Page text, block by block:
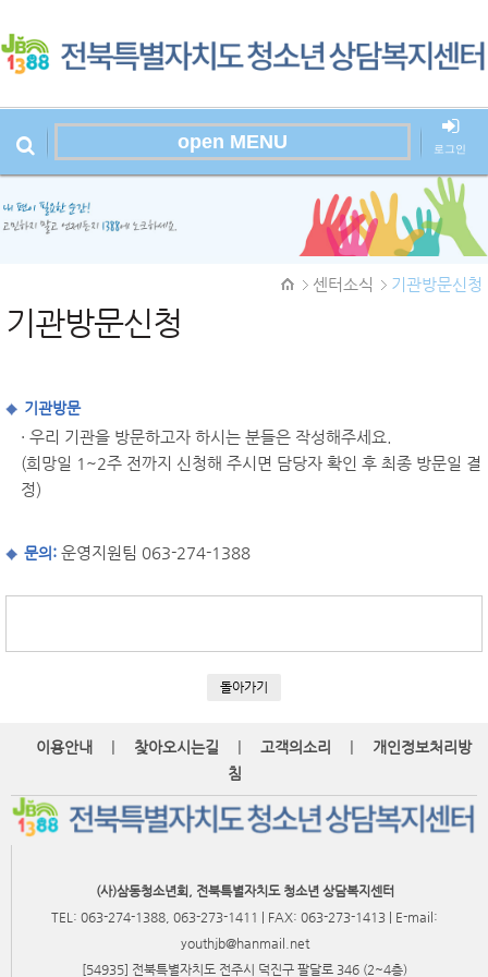
open MENU 로그인
센터소식
기관방문신청
기관방문신청
기관방문
· 우리 기관을 방문하고자 하시는 분들은 작성해주세요.
(희망일 1~2주 전까지 신청해 주시면 담당자 확인 후 최종 방문일 결
정)
문의: 운영지원팀 063-274-1388
돌아가기
이용안내 | 찾아오시는길 | 고객의소리 |
개인정보처리방
침
(사)삼동청소년회, 전북특별자치도 청소년 상담복지센터
TEL: 063-274-1388, 063-273-1411 | FAX: 063-273-1413 | E-mail:
youthjb@hanmail.net
[54935] 전북특별자치도 전주시 덕진구 팔달로 346 (2~4층)